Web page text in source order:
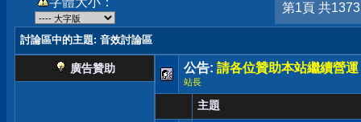
第1頁 共
討論區中的主題: 音效討論區
廣告贊助 公告: 請各位贊助本站繼續營運
站長
主題